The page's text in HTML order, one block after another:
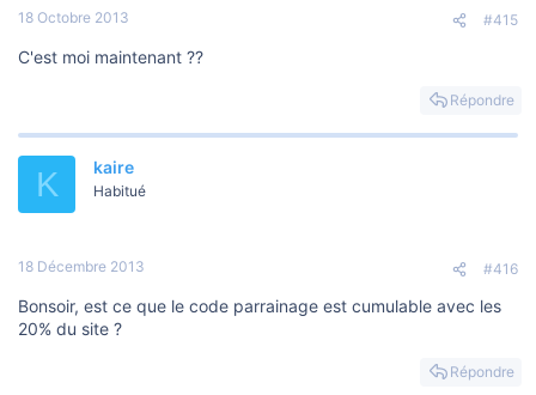
18 Octobre 2013 #415
C'est moi maintenant ??
Répondre
K kaire
Habitué
18 Décembre 2013 #416
Bonsoir, est ce que le code parrainage est cumulable avec les
20% du site ?
Répondre